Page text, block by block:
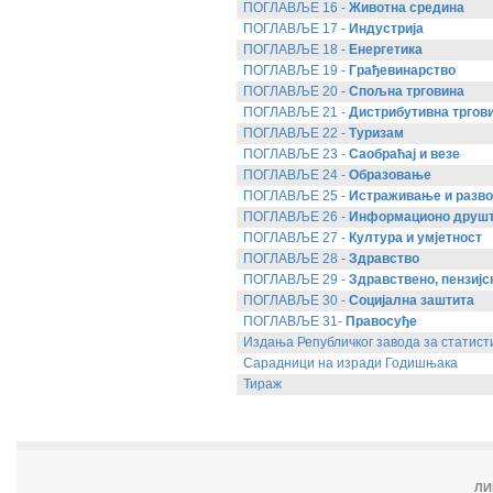
ПОГЛАВЉЕ 16 - Животна средина
ПОГЛАВЉЕ 17 - Индустрија
ПОГЛАВЉЕ 18 - Енергетика
ПОГЛАВЉЕ 19 - Грађевинарство
ПОГЛАВЉЕ 20 - Спољна трговина
ПОГЛАВЉЕ 21 - Дистрибутивна
ПОГЛАВЉЕ 22 - Туризам
ПОГЛАВЉЕ 23 - Саобраћај и везе
ПОГЛАВЉЕ 24 - Образовање
ПОГЛАВЉЕ 25 - Истраживање и
ПОГЛАВЉЕ 26 - Информационо
ПОГЛАВЉЕ 27 - Култура и умјетност
ПОГЛАВЉЕ 28 - Здравство
ПОГЛАВЉЕ 29 - Здравствено,
ПОГЛАВЉЕ 30 - Социјална заштита
ПОГЛАВЉЕ 31- Правосуђе
Издања Републичког завода за
Сарадници на изради Годишњака
Тираж